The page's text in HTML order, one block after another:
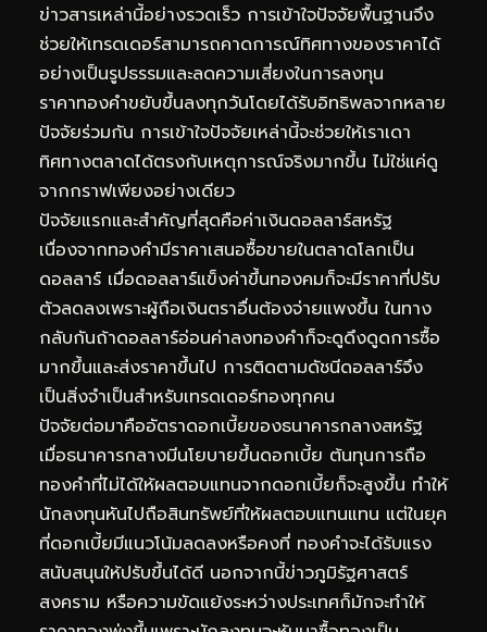
ข่าวสารเหล่านี้อย่างรวดเร็ว การเข้าใจปัจจัยพื้นฐานจึง
ช่วยให้เทรดเดอร์สามารถคาดการณ์ทิศทางของราคาได้
อย่างเป็นรูปธรรมและลดความเสี่ยงในการลงทุน
ราคาทองคำขยับขึ้นลงทุกวันโดยได้รับอิทธิพลจากหลาย
ปัจจัยร่วมกัน การเข้าใจปัจจัยเหล่านี้จะช่วยให้เราเดา
ทิศทางตลาดได้ตรงกับเหตุการณ์จริงมากขึ้น ไม่ใช่แค่ดู
จากกราฟเพียงอย่างเดียว
ปัจจัยแรกและสำคัญที่สุดคือค่าเงินดอลลาร์สหรัฐ
เนื่องจากทองคำมีราคาเสนอซื้อขายในตลาดโลกเป็น
ดอลลาร์ เมื่อดอลลาร์แข็งค่าขึ้นทองคมก็จะมีราคาที่ปรับ
ตัวลดลงเพราะผู้ถือเงินตราอื่นต้องจ่ายแพงขึ้น ในทาง
กลับกันถ้าดอลลาร์อ่อนค่าลงทองคำก็จะดูดึงดูดการซื้อ
มากขึ้นและส่งราคาขึ้นไป การติดตามดัชนีดอลลาร์จึง
เป็นสิ่งจำเป็นสำหรับเทรดเดอร์ทองทุกคน
ปัจจัยต่อมาคืออัตราดอกเบี้ยของธนาคารกลางสหรัฐ
เมื่อธนาคารกลางมีนโยบายขึ้นดอกเบี้ย ต้นทุนการถือ
ทองคำที่ไม่ได้ให้ผลตอบแทนจากดอกเบี้ยก็จะสูงขึ้น ทำให้
นักลงทุนหันไปถือสินทรัพย์ที่ให้ผลตอบแทนแทน แต่ในยุค
ที่ดอกเบี้ยมีแนวโน้มลดลงหรือคงที่ ทองคำจะได้รับแรง
สนับสนุนให้ปรับขึ้นได้ดี นอกจากนี้ข่าวภูมิรัฐศาสตร์
สงคราม หรือความขัดแย้งระหว่างประเทศก็มักจะทำให้